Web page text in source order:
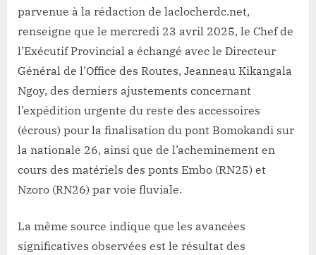
parvenue à la rédaction de laclocherdc.net,
renseigne que le mercredi 23 avril 2025, le Chef de
l’Exécutif Provincial a échangé avec le Directeur
Général de l’Office des Routes, Jeanneau Kikangala
Ngoy, des derniers ajustements concernant
l’expédition urgente du reste des accessoires
(écrous) pour la finalisation du pont Bomokandi sur
la nationale 26, ainsi que de l’acheminement en
cours des matériels des ponts Embo (RN25) et
Nzoro (RN26) par voie fluviale.
La même source indique que les avancées
significatives observées est le résultat des